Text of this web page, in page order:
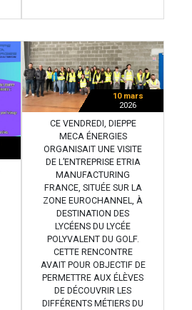
10 mars
2026
CE VENDREDI, DIEPPE
MECA ÉNERGIES
ORGANISAIT UNE VISITE
DE L’ENTREPRISE ETRIA
MANUFACTURING
FRANCE, SITUÉE SUR LA
ZONE EUROCHANNEL, À
DESTINATION DES
LYCÉENS DU LYCÉE
POLYVALENT DU GOLF.
CETTE RENCONTRE
AVAIT POUR OBJECTIF DE
PERMETTRE AUX ÉLÈVES
DE DÉCOUVRIR LES
DIFFÉRENTS MÉTIERS DU